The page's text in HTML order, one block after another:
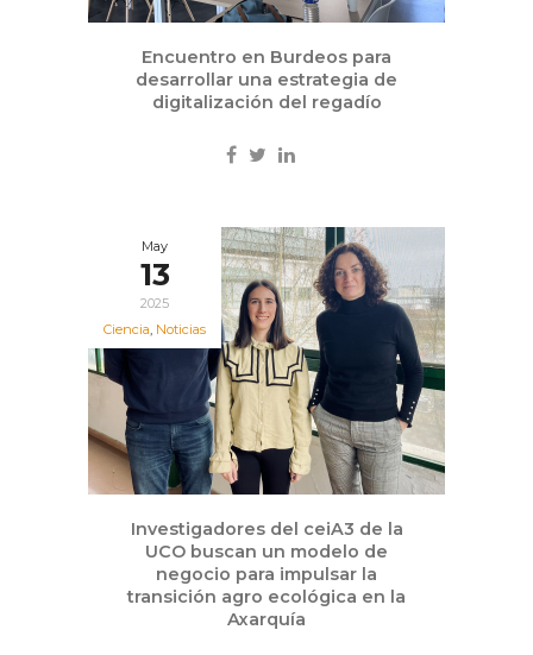
Encuentro en Burdeos para
desarrollar una estrategia de
digitalización del regadío
May
13
2025
Ciencia, Noticias
Investigadores del ceiA3 de la
UCO buscan un modelo de
negocio para impulsar la
transición agro ecológica en la
Axarquía